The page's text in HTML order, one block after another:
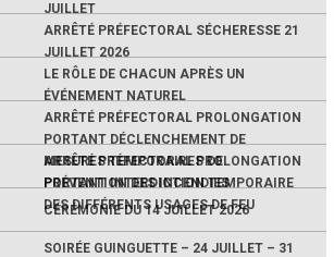
JUILLET
ARRÊTÉ PRÉFECTORAL SÉCHERESSE 21
JUILLET 2026
LE RÔLE DE CHACUN APRÈS UN
ÉVÉNEMENT NATUREL
ARRÊTÉ PRÉFECTORAL PROLONGATION
PORTANT DÉCLENCHEMENT DE
MESURES TEMPORAIRES DE
PRÉVENTION DES INCENDIES
ARRÊTÉ PRÉFECTORAL PROLONGATION
PORTANT INTERDICTION TEMPORAIRE
DES DIFFÉRENTS USAGES DE FEU
CÉRÉMONIE DU 14 JUILLET 2026
SOIRÉE GUINGUETTE – 24 JUILLET – 31